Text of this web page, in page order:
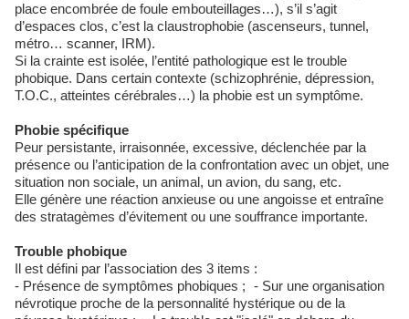
place encombrée de foule embouteillages…), s’il s’agit
d’espaces clos, c’est la claustrophobie (ascenseurs, tunnel,
métro… scanner, IRM).
Si la crainte est isolée, l’entité pathologique est le trouble
phobique. Dans certain contexte (schizophrénie, dépression,
T.O.C., atteintes cérébrales…) la phobie est un symptôme.
Phobie spécifique
Peur persistante, irraisonnée, excessive, déclenchée par la
présence ou l’anticipation de la confrontation avec un objet, une
situation non sociale, un animal, un avion, du sang, etc.
Elle génère une réaction anxieuse ou une angoisse et entraîne
des stratagèmes d’évitement ou une souffrance importante.
Trouble phobique
Il est défini par l’association des 3 items :
- Présence de symptômes phobiques ; - Sur une organisation
névrotique proche de la personnalité hystérique ou de la